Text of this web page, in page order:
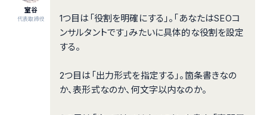
室谷
代表取締役
1つ目は「役割を明確にする」。「あなたはSEOコ
ンサルタントです」みたいに具体的な役割を設定
する。
2つ目は「出力形式を指定する」。箇条書きなの
か、表形式なのか、何文字以内なのか。